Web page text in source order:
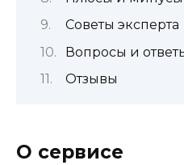
Советы эксперта
Вопросы и
Отзывы
О сервисе